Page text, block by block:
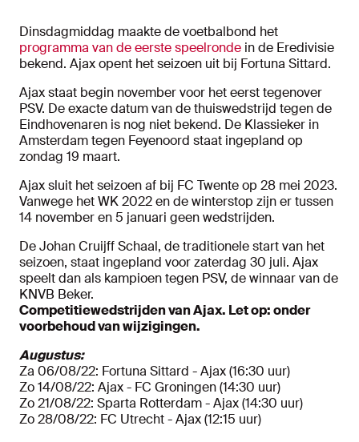
Dinsdagmiddag maakte de voetbalbond het
programma van de eerste speelronde in de Eredivisie
bekend. Ajax opent het seizoen uit bij Fortuna Sittard.
Ajax staat begin november voor het eerst tegenover
PSV. De exacte datum van de thuiswedstrijd tegen de
Eindhovenaren is nog niet bekend. De Klassieker in
Amsterdam tegen Feyenoord staat ingepland op
zondag 19 maart.
Ajax sluit het seizoen af bij FC Twente op 28 mei 2023.
Vanwege het WK 2022 en de winterstop zijn er tussen
14 november en 5 januari geen wedstrijden.
De Johan Cruijff Schaal, de traditionele start van het
seizoen, staat ingepland voor zaterdag 30 juli. Ajax
speelt dan als kampioen tegen PSV, de winnaar van de
KNVB Beker.
Competitiewedstrijden van Ajax. Let op: onder
voorbehoud van wijzigingen.
Augustus:
Za 06/08/22: Fortuna Sittard - Ajax (16:30 uur)
Zo 14/08/22: Ajax - FC Groningen (14:30 uur)
Zo 21/08/22: Sparta Rotterdam - Ajax (14:30 uur)
Zo 28/08/22: FC Utrecht - Ajax (12:15 uur)